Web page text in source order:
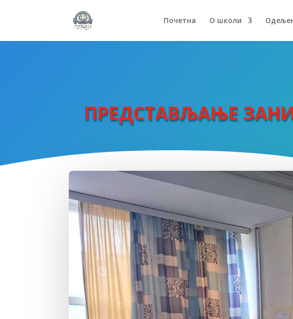
Почетна О школи
ПРЕДСТАВЉАЊЕ